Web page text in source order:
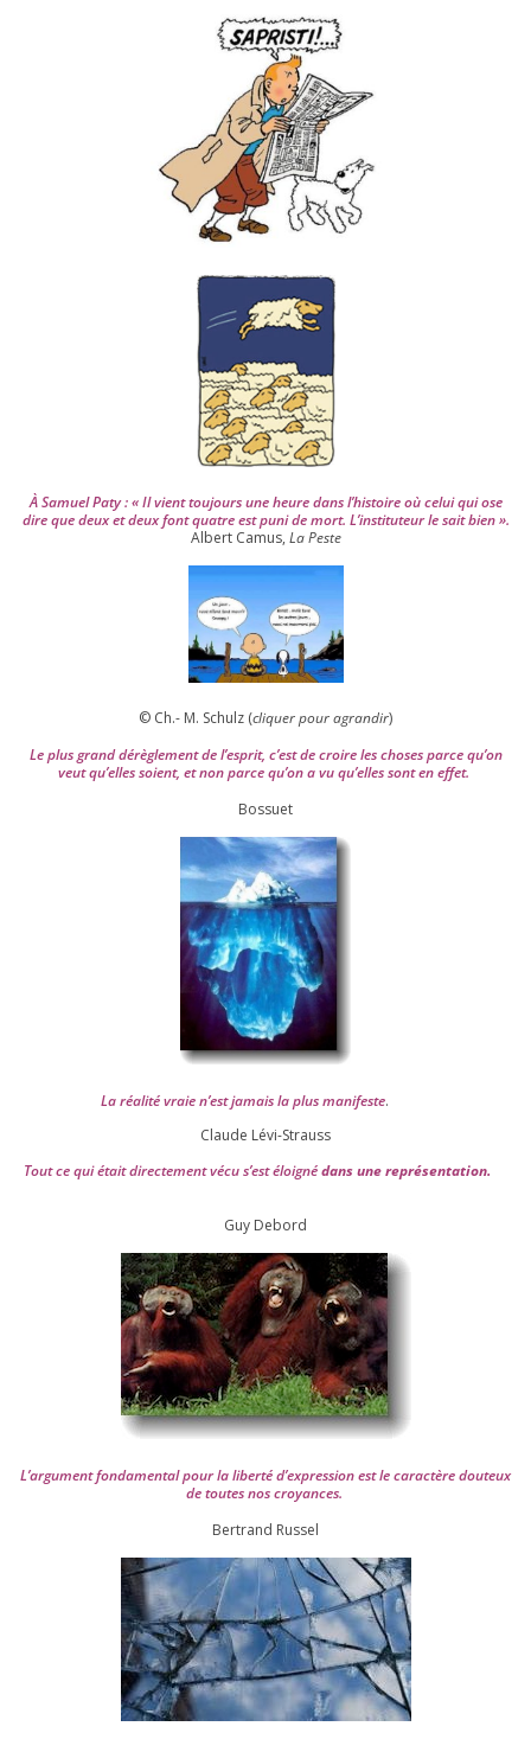
À Samuel Paty : « Il vient tou­jours une heure dans l’his­toire où celui qui ose
dire que deux et deux font quatre est puni de mort. L’instituteur le sait bien ».
Albert Camus, La Peste
© Ch.- M. Schulz (cli­quer pour agran­dir)
Le plus grand dérè­gle­ment de l’es­prit, c’est de croire les choses parce qu’on
veut qu’elles soient, et non parce qu’on a vu qu’elles sont en effet.
Bossuet
La réa­lité vraie n’est jamais la plus mani­feste.
Claude Lévi-Strauss
Tout ce qui était direc­te­ment vécu s’est éloi­gnédans une repré­sen­ta­tion.
Guy Debord
L’argument fon­da­men­tal pour la liber­té d’expression est le carac­tère dou­teux
de toutes nos croyances.
Ber­trand Russel